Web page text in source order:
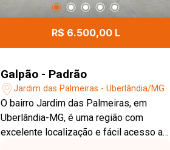
R$ 6.500,00 L
Galpão - Padrão
Jardim das Palmeiras - Uberlândia/MG
O bairro Jardim das Palmeiras, em
Uberlândia-MG, é uma região com
excelente localização e fácil acesso a